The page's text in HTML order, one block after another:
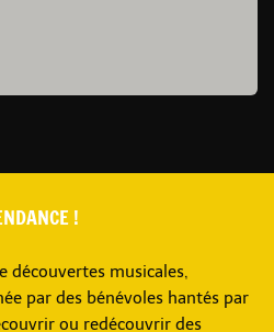
!
découvertes musicales,
par des bénévoles hantés par
ou redécouvrir des